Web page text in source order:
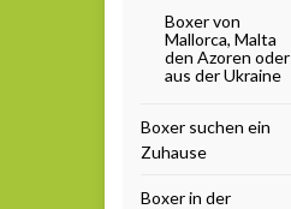
Boxer von
Mallorca, Malta
den Azoren oder
aus der Ukraine
Boxer suchen ein
Zuhause
Boxer in der